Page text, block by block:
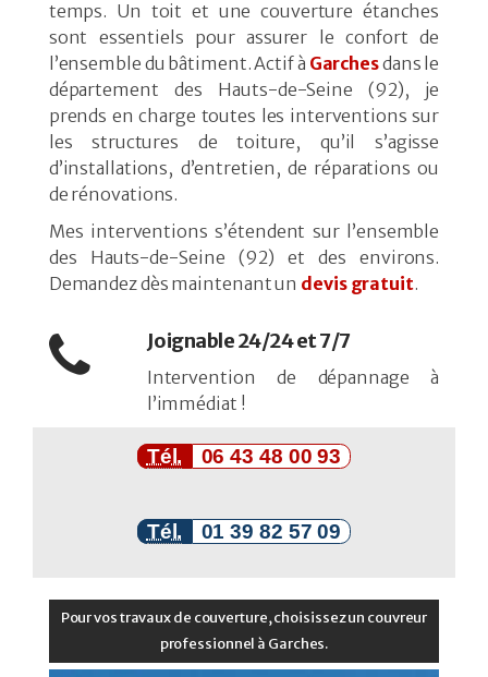
temps. Un toit et une couverture étanches
sont essentiels pour assurer le confort de
l’ensemble du bâtiment. Actif à Garchesdans le
département des Hauts-de-Seine (92), je
prends en charge toutes les interventions sur
les structures de toiture, qu’il s’agisse
d’installations, d’entretien, de réparations ou
de rénovations.
Mes interventions s’étendent sur l’ensemble
des Hauts-de-Seine (92) et des environs.
Demandez dès maintenant un devis gratuit.
Joignable 24/24 et 7/7
Intervention de dépannage à
l’immédiat !
Tél. 06 43 48 00 93
Tél. 01 39 82 57 09
Pour vos travaux de couverture, choisissez un couvreur
professionnel à Garches.